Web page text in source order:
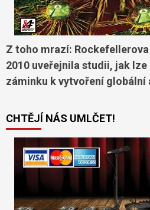
Z toho mrazí:
2010 uveřejnila studii, jak
záminku k vytvoření
CHTĚJÍ NÁS UMLČET!